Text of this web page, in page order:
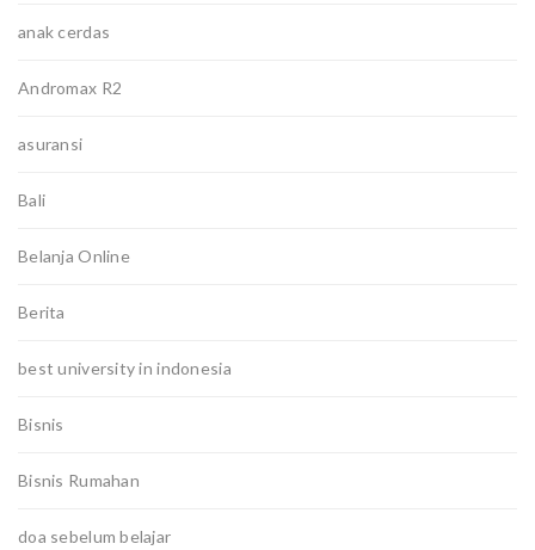
anak cerdas
Andromax R2
asuransi
Bali
Belanja Online
Berita
best university in indonesia
Bisnis
Bisnis Rumahan
doa sebelum belajar